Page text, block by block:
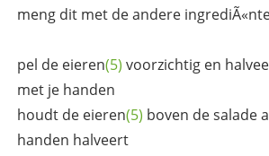
meng dit met de andere
pel de eieren(5) voorzichtig en
met je handen
houdt de eieren(5) boven de salade
handen halveert